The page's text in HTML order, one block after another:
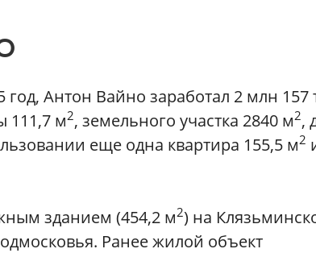
Антон Вайно заработал 2 млн 157
111,7 м2, земельного участка 2840 м2,
еще одна квартира 155,5 м2
зданием (454,2 м2) на
Ранее жилой объект